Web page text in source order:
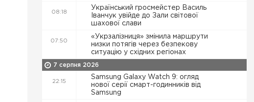
08:18
Український гросмейстер Василь
Іванчук увійде до Зали світової
шахової слави
07:50
«Укрзалізниця» змінила маршрути
низки потягів через безпекову
ситуацію у східних регіонах
7 серпня 2026
22:15
Samsung Galaxy Watch 9: огляд
нової серії смарт-годинників від
Samsung